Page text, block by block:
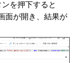
を押下すると
面が開き、結果が